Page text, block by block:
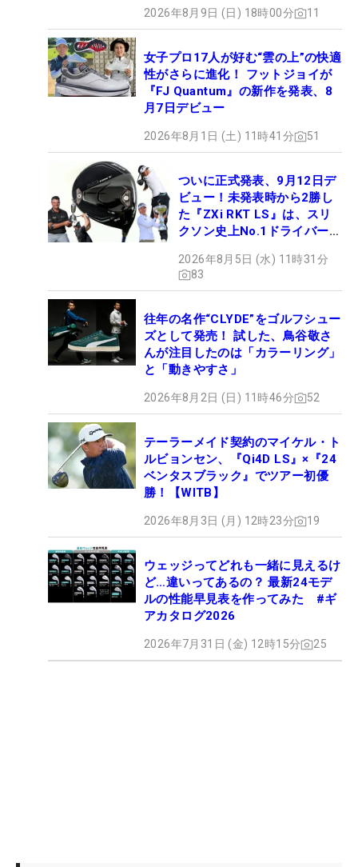
2026年8月9日 (日) 18時00分 11
女子プロ17人が好む“雲の上”の快適
性がさらに進化！ フットジョイが
『FJ Quantum』の新作を発表、8
月7日デビュー
2026年8月1日 (土) 11時41分 51
ついに正式発表、9月12日デ
ビュー！未発表時から2勝し
た『ZXi RKT LS』は、スリ
クソン史上No.1ドライバー!?
2026年8月5日 (水) 11時31分
83
往年の名作“CLYDE”をゴルフシュー
ズとして発売！ 試した、鳥谷敬さ
んが注目したのは「カラーリング」
と「動きやすさ」
2026年8月2日 (日) 11時46分 52
テーラーメイド契約のマイケル・ト
ルビョンセン、『Qi4D LS』×『24
ベンタスブラック』でツアー初優
勝！【WITB】
2026年8月3日 (月) 12時23分 19
ウェッジってどれも一緒に見えるけ
ど…違いってあるの？ 最新24モデ
ルの性能早見表を作ってみた #ギ
アカタログ2026
2026年7月31日 (金) 12時15分 25